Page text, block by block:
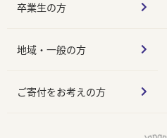
卒業生の方
地域・一般の方
ご寄付をお考えの方